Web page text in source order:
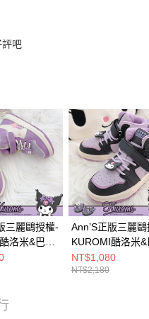
評吧
三麗鷗授權-
洛米&巴庫
筒童鞋
Ann’S正版三麗
KUROMI酷洛米
雙色護踝高筒童
3cm-黑
NT$1,080
NT$2,180